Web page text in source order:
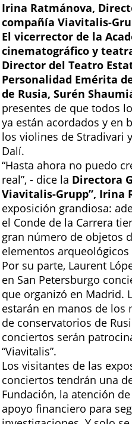
Irina Ratmánova,
compañía Viavitalis-
El vicerrector de la
cinematográfico y
Director del Teatro
Personalidad Emérita
de Rusia, Surén
presentes de que todos
ya están acordados y en
los violines de Stradivari
Dalí.
“Hasta ahora no puedo
real”, - dice la Directora
Viavitalis-Grupp”, Irina
exposición grandiosa:
el Conde de la Carrera
gran número de objetos
elementos arqueológicos
Por su parte, Laurent
en San Petersburgo
que organizó en Madrid.
estarán en manos de los
de conservatorios de
conciertos serán
“Viavitalis”.
Los visitantes de las
conciertos tendrán una
Fundación, la atención
apoyo financiero para